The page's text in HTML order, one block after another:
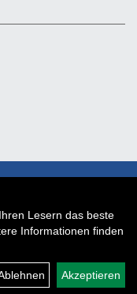
Lesern das beste
Informationen finden
Akzeptieren
Auftrag widerrufen